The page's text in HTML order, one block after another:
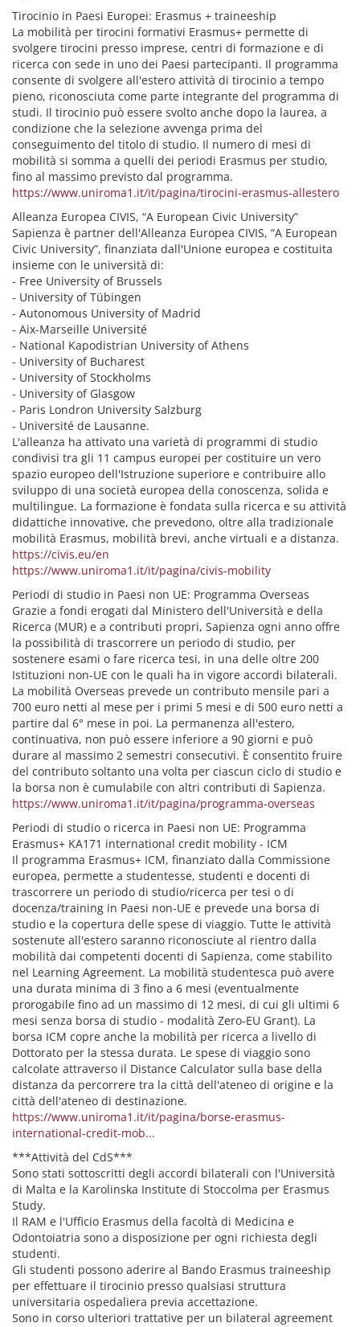
Tirocinio in Paesi Europei: Erasmus + traineeship
La mobilità per tirocini formativi Erasmus+ permette di
svolgere tirocini presso imprese, centri di formazione e di
ricerca con sede in uno dei Paesi partecipanti. Il programma
consente di svolgere all'estero attività di tirocinio a tempo
pieno, riconosciuta come parte integrante del programma di
studi. Il tirocinio può essere svolto anche dopo la laurea, a
condizione che la selezione avvenga prima del
conseguimento del titolo di studio. Il numero di mesi di
mobilità si somma a quelli dei periodi Erasmus per studio,
fino al massimo previsto dal programma.
https://www.uniroma1.it/it/pagina/tirocini-erasmus-allestero
Alleanza Europea CIVIS, “A European Civic University”
Sapienza è partner dell'Alleanza Europea CIVIS, “A European
Civic University”, finanziata dall'Unione europea e costituita
insieme con le università di:
- Free University of Brussels
- University of Tübingen
- Autonomous University of Madrid
- Aix-Marseille Université
- National Kapodistrian University of Athens
- University of Bucharest
- University of Stockholms
- University of Glasgow
- Paris Londron University Salzburg
- Université de Lausanne.
L'alleanza ha attivato una varietà di programmi di studio
condivisi tra gli 11 campus europei per costituire un vero
spazio europeo dell'Istruzione superiore e contribuire allo
sviluppo di una società europea della conoscenza, solida e
multilingue. La formazione è fondata sulla ricerca e su attività
didattiche innovative, che prevedono, oltre alla tradizionale
mobilità Erasmus, mobilità brevi, anche virtuali e a distanza.
https://civis.eu/en
https://www.uniroma1.it/it/pagina/civis-mobility
Periodi di studio in Paesi non UE: Programma Overseas
Grazie a fondi erogati dal Ministero dell'Università e della
Ricerca (MUR) e a contributi propri, Sapienza ogni anno offre
la possibilità di trascorrere un periodo di studio, per
sostenere esami o fare ricerca tesi, in una delle oltre 200
Istituzioni non-UE con le quali ha in vigore accordi bilaterali.
La mobilità Overseas prevede un contributo mensile pari a
700 euro netti al mese per i primi 5 mesi e di 500 euro netti a
partire dal 6° mese in poi. La permanenza all'estero,
continuativa, non può essere inferiore a 90 giorni e può
durare al massimo 2 semestri consecutivi. È consentito fruire
del contributo soltanto una volta per ciascun ciclo di studio e
la borsa non è cumulabile con altri contributi di Sapienza.
https://www.uniroma1.it/it/pagina/programma-overseas
Periodi di studio o ricerca in Paesi non UE: Programma
Erasmus+ KA171 international credit mobility - ICM
Il programma Erasmus+ ICM, finanziato dalla Commissione
europea, permette a studentesse, studenti e docenti di
trascorrere un periodo di studio/ricerca per tesi o di
docenza/training in Paesi non-UE e prevede una borsa di
studio e la copertura delle spese di viaggio. Tutte le attività
sostenute all'estero saranno riconosciute al rientro dalla
mobilità dai competenti docenti di Sapienza, come stabilito
nel Learning Agreement. La mobilità studentesca può avere
una durata minima di 3 fino a 6 mesi (eventualmente
prorogabile fino ad un massimo di 12 mesi, di cui gli ultimi 6
mesi senza borsa di studio - modalità Zero-EU Grant). La
borsa ICM copre anche la mobilità per ricerca a livello di
Dottorato per la stessa durata. Le spese di viaggio sono
calcolate attraverso il Distance Calculator sulla base della
distanza da percorrere tra la città dell'ateneo di origine e la
città dell'ateneo di destinazione.
https://www.uniroma1.it/it/pagina/borse-erasmus-
international-credit-mob...
***Attività del CdS***
Sono stati sottoscritti degli accordi bilaterali con l'Università
di Malta e la Karolinska Institute di Stoccolma per Erasmus
Study.
Il RAM e l'Ufficio Erasmus della facoltà di Medicina e
Odontoiatria sono a disposizione per ogni richiesta degli
studenti.
Gli studenti possono aderire al Bando Erasmus traineeship
per effettuare il tirocinio presso qualsiasi struttura
universitaria ospedaliera previa accettazione.
Sono in corso ulteriori trattative per un bilateral agreement